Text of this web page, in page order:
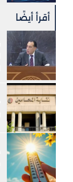
أقرأ أيضًا